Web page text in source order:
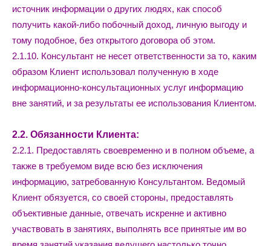
источник информации о других людях, как способ
получить какой-либо побочный доход, личную выгоду и
тому подобное, без открытого договора об этом.
2.1.10. Консультант не несет ответственности за то, каким
образом Клиент использовал полученную в ходе
информационно-консультационных услуг информацию
вне занятий, и за результаты ее использования Клиентом.
2.2. Обязанности Клиента:
2.2.1. Предоставлять своевременно и в полном объеме, а
также в требуемом виде всю без исключения
информацию, затребованную Консультантом. Ведомый
Клиент обязуется, со своей стороны, предоставлять
объективные данные, отвечать искренне и активно
участвовать в занятиях, выполнять все принятые им во